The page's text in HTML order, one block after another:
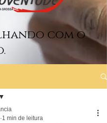
com o
1 min de leitura